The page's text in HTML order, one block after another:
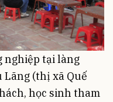
nghiệp tại làng
(thị xã Quế
học sinh tham